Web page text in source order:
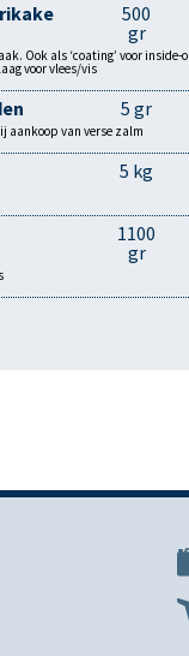
500
gr
Ook als ‘coating’ voor inside-
voor vlees/vis
5 gr
aankoop van verse zalm
5 kg
1100
gr